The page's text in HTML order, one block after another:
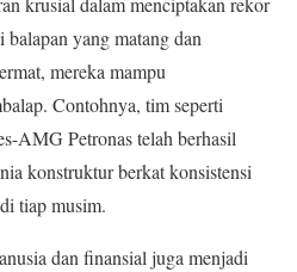
balapan yang matang dan
mereka mampu
Contohnya, tim seperti
AMG Petronas telah berhasil
konstruktur berkat konsistensi
tiap musim.
dan finansial juga menjadi